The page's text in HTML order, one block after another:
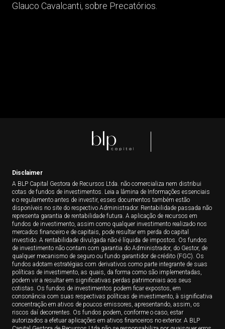
Glauco Cavalcanti, sobre Precatórios.
Disclaimer
A BLP Capital Gestora de Recursos Ltda. não comercializa nem distribui
cotas de fundos de investimentos. Leia a lâmina de Informações essenciais
e o regulamento antes de investir, esses documentos também estão
disponíveis no site do respectivo Administrador. Rentabilidade passada não
representa garantia de rentabilidade futura. A aplicação de recursos em
fundos de investimento, assim como qualquer investimento realizado nos
mercados financeiro e de capitais, pode resultar em perda do capital
investido. A rentabilidade divulgada não é líquida de impostos. Os fundos
de investimento não contam com garantia do Administrador, do Gestor, de
qualquer mecanismo de seguro ou fundo garantidor de crédito (FGC). Os
fundos adotam estratégias com derivativos como parte integrante de suas
políticas de investimento, as quais, da forma como são implementadas,
podem vir a resultar em significativas perdas patrimoniais aos seus
cotistas. Os fundos de investimentos podem ficar expostos, em
consonância com suas respectivas políticas de investimento, à significativa
concentração em ativos de poucos emissores, apresentando, assim, os
riscos daí decorrentes. Os fundos podem, conforme o caso, estar
autorizados a efetuar aplicações em ativos financeiros no exterior. A BLP